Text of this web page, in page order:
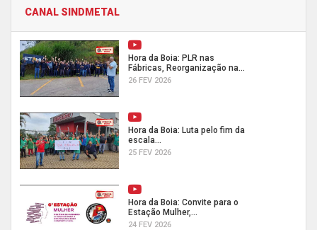
CANAL SINDMETAL
Hora da Boia: PLR nas
Fábricas, Reorganização na...
26 FEV 2026
Hora da Boia: Luta pelo fim da
escala...
25 FEV 2026
Hora da Boia: Convite para o
Estação Mulher,...
24 FEV 2026